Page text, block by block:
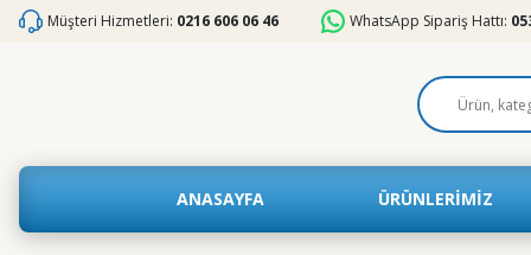
Müşteri Hizmetleri: 0216 606 06 46 WhatsApp Sipariş Hattı:
ANASAYFA ÜRÜNLERİMİZ